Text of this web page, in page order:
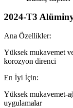
2024-T3
Ana Özellikler:
Yüksek mukavemet
korozyon direnci
En İyi İçin:
Yüksek mukavemet-
uygulamalar